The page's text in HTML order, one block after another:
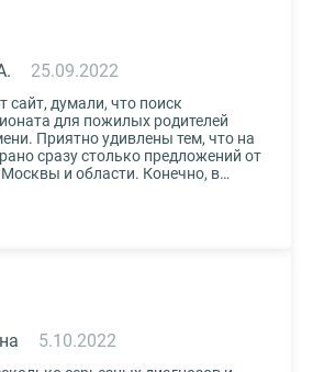
25.09.2022
сайт, думали, что поиск
для пожилых родителей
Приятно удивлены тем, что на
сразу столько предложений от
и области. Конечно, в
по месту расположения –
находился недалеко от
на наиболее подходящем
5.10.2022